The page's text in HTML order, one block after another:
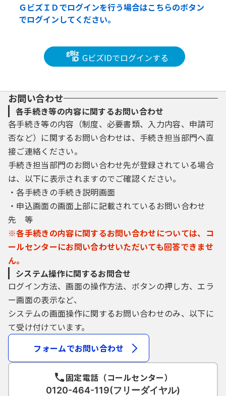
ＧビズＩＤでログインを行う場合はこちらのボタン
でログインしてください。
GビズIDでログインする
お問い合わせ
各手続き等の内容に関するお問い合わせ
各手続き等の内容（制度、必要書類、入力内容、申請可
否など）に関するお問い合わせは、手続き担当部門へ直
接ご連絡ください。
手続き担当部門のお問い合わせ先が登録されている場合
は、以下に表示されますのでご確認ください。
・各手続きの手続き説明画面
・申込画面の画面上部に記載されているお問い合わせ
先 等
※各手続きの内容に関するお問い合わせについては、コ
ールセンターにお問い合わせいただいても回答できませ
ん。
システム操作に関するお問合せ
ログイン方法、画面の操作方法、ボタンの押し方、エラ
ー画面の表示など、
システムの画面操作に関するお問い合わせのみ、以下に
て受け付けています。
フォームでお問い合わせ
固定電話（コールセンター）
0120-464-119(フリーダイヤル)